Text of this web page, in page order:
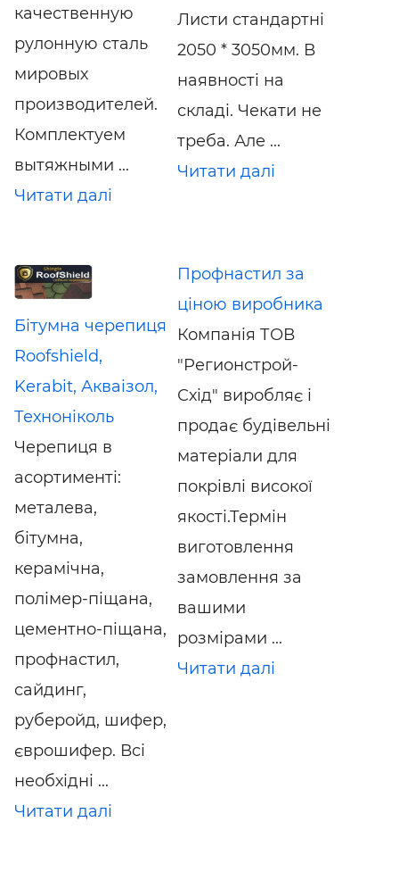
качественную
рулонную сталь
мировых
производителей.
Комплектуем
вытяжными ...
Читати далі
Листи стандартні
2050 * 3050мм. В
наявності на
складі. Чекати не
треба. Але ...
Читати далі
Бітумна черепиця
Roofshield,
Kerabit, Акваізол,
Техноніколь
Черепиця в
асортименті:
металева,
бітумна,
керамічна,
полімер-піщана,
цементно-піщана,
профнастил,
сайдинг,
руберойд, шифер,
єврошифер. Всі
необхідні ...
Читати далі
Профнастил за
ціною виробника
Компанія ТОВ
"Регионстрой-
Схід" виробляє і
продає будівельні
матеріали для
покрівлі високої
якості.Термін
виготовлення
замовлення за
вашими
розмірами ...
Читати далі